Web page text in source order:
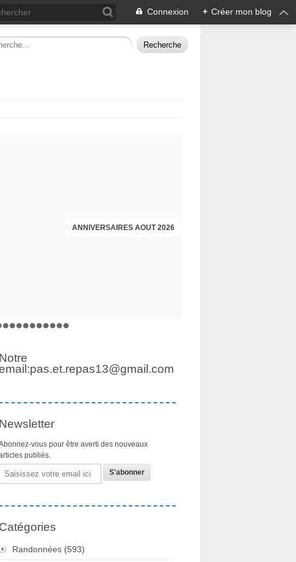
Connexion + Créer mon blog
ANNIVERSAIRES JUILLET 2026
Notre
Newsletter
vous pour être averti des nouveaux
publiés.
Email
Catégories
Randonnées (593)